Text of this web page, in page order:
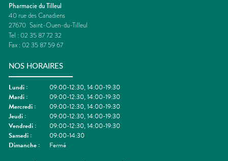
Pharmacie du Tilleul
40 rue des Canadiens
27670 Saint-Ouen-du-Tilleul
Tel : 02 35 87 72 32
Fax : 02 35 87 59 67
NOS HORAIRES
Lundi :
09:00-12:30, 14:00-19:30
Mardi :
09:00-12:30, 14:00-19:30
Mercredi :
09:00-12:30, 14:00-19:30
Jeudi :
09:00-12:30, 14:00-19:30
Vendredi :
09:00-12:30, 14:00-19:30
Samedi :
09:00-14:30
Dimanche : Fermé